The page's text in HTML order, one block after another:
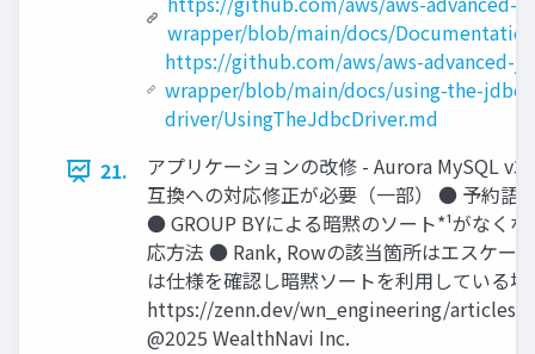
wrapper/blob/main/docs/
https://github.com/aws/aws-advanced-
wrapper/blob/main/docs/using-the-jdbc-
driver/UsingTheJdbcDriver.md
21.
アプリケーションの改修 - Aurora MySQL v3
互換への対応修正が必要（⼀部） ● 予約語
● GROUP BYによる暗黙のソート*¹がなく
応⽅法 ● Rank, Rowの該当箇所はエスケー
は仕様を確認し暗黙ソートを利⽤している場
https://zenn.dev/wn_engineering/articles/
@2025 WealthNavi Inc.